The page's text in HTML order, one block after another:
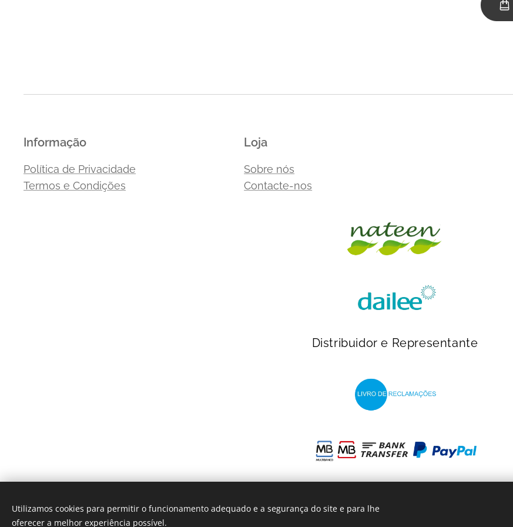
Informação
Política de Privacidade
Termos e Condições
Loja
Sobre nós
Contacte-nos
Distribuidor e Representante
Utilizamos cookies para permitir o funcionamento adequado e a segurança do site e para lhe
oferecer a melhor experiência possível.